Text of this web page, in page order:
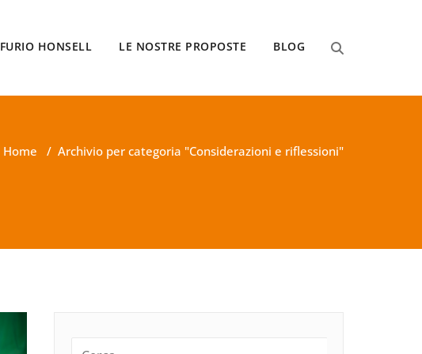
FURIO HONSELL LE NOSTRE PROPOSTE BLOG
Home / Archivio per categoria "Considerazioni e riflessioni"